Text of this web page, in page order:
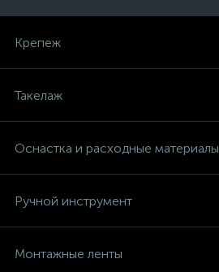
Крепеж
Такелаж
Оснастка и расходные материалы
Ручной инструмент
Монтажные ленты